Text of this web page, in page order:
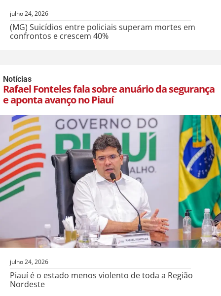
julho 24, 2026
(MG) Suicídios entre policiais superam mortes em
confrontos e crescem 40%
Notícias
Rafael Fonteles fala sobre anuário da segurança
e aponta avanço no Piauí
julho 24, 2026
Piauí é o estado menos violento de toda a Região
Nordeste